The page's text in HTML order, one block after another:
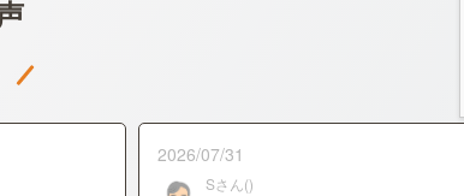
2026/07/31
Sさん()